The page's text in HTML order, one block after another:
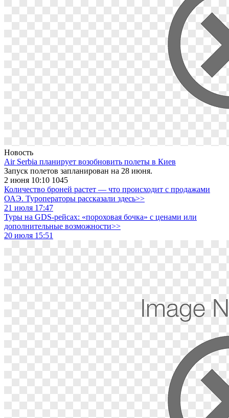
Новость
Air Serbia планирует возобновить полеты в Киев
Запуск полетов запланирован на 28 июня.
2 июня 10:10 1045
Количество броней растет — что происходит с продажами
ОАЭ. Туроператоры рассказали здесь>>
21 июля 17:47
Туры на GDS-рейсах: «пороховая бочка» с ценами или
дополнительные возможности>>
20 июля 15:51